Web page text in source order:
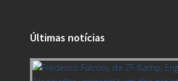
Últimas notícias